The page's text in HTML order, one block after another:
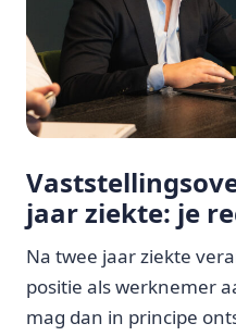
jaar ziekte: je
Na twee jaar ziekte
positie als werknemer
mag dan in principe